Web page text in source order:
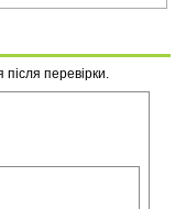
перевірки.